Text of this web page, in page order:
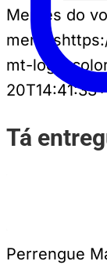
Memes do
memes
mt-logo-
Tá
Perrengue